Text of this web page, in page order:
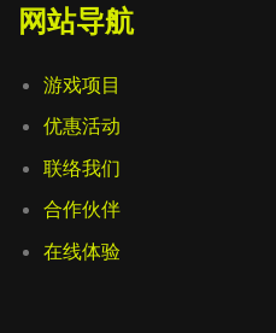
网站导航
游戏项目
优惠活动
联络我们
合作伙伴
在线体验